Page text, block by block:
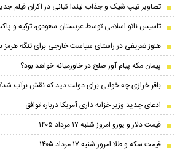
تصاویر تیپ شیک و جذاب لیندا کیانی در اکران فیلم
تاسیس ناتو اسلامی توسط عربستان سعودی، ترکیه و
هنوز تعریفی در راستای سیاست خارجی برای تنگه
پیمان مکه پیام آور صلح در خاورمیانه خواهد بود؟
باقر خرازی چه خوابی برای دولت دید که نقش برآب
ادعای جدید وزیر خزانه داری آمریکا درباره توافق
قیمت دلار و یورو امروز شنبه ۱۷ مرداد ۱۴۰۵
قیمت سکه و طلا امروز شنبه ۱۷ مرداد ۱۴۰۵